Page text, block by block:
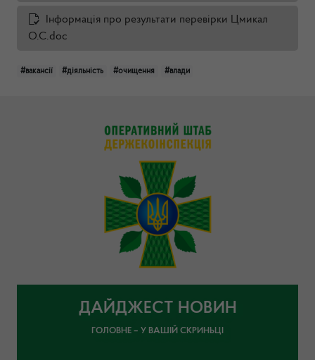
Інформація про результати перевірки Цмикал
О.С.doc
#вакансії #діяльність #очищення #влади
ДАЙДЖЕСТ НОВИН
ГОЛОВНЕ – У ВАШІЙ СКРИНЬЦІ